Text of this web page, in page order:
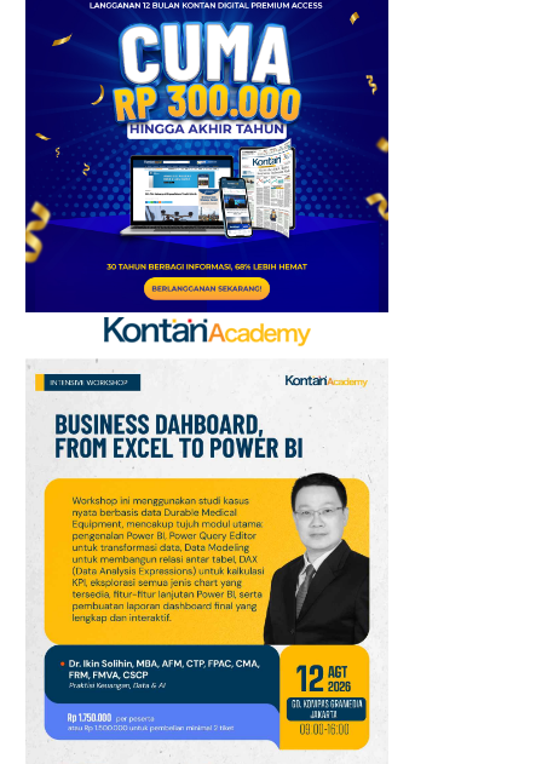
6
Promo JSM Alfamart 7–
9 Agustus 2026, Minyak
Goreng 2 Liter Mulai
Rp41.500
7
Klasemen Grup A Piala
AFF 2026: Ini Skenario
Indonesia Lolos ke
Semifinal
Promo JSM Superindo
7–9 Agustus 2026,
Minyak Goreng Rp37.900
hingga Buah Diskon 50%
9
Promo Alfamart Murah
Banget 7–13 Agustus
2026, Sunlight hingga
Bebelac Diskon
10 Prakiraan Cuaca Kota
Surabaya Hari Ini 7
Agustus 2026, Seluruh
Wilayah Cerah